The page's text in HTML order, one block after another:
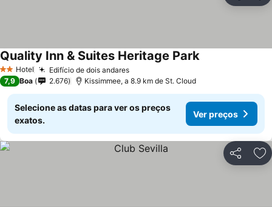
2 Estrelas
Hotel Edifício de dois andaresVer preços
Quality Inn & Suites Heritage ParkVer preços
7,9 Boa 2.676 Kissimmee, a 8.9 km de St. Cloud
Selecione as datas para ver os preços
exatos.
Ver preços
Partilhar